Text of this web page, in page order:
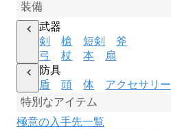
装備
武器
剣
槍 短剣
斧
弓
杖 本
扇
防具
盾
頭 体
アクセサリー
特別なアイテム
極意の入手先一覧